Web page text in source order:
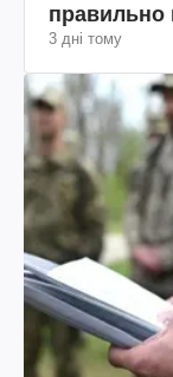
правильно
3 дні тому